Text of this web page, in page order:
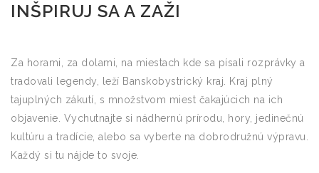
INŠPIRUJ SA A ZAŽI
Za horami, za dolami, na miestach kde sa písali rozprávky a
tradovali legendy, leží Banskobystrický kraj. Kraj plný
tajuplných zákutí, s množstvom miest čakajúcich na ich
objavenie. Vychutnajte si nádhernú prírodu, hory, jedinečnú
kultúru a tradície, alebo sa vyberte na dobrodružnú výpravu.
Každý si tu nájde to svoje.